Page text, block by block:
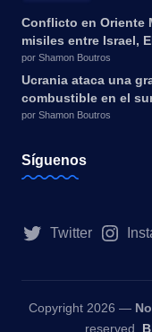
Conflicto en Oriente
misiles entre Israel,
por Shamon Boutros
Ucrania ataca una
combustible en el
por Shamon Boutros
Síguenos
Twitter
Copyright 2026 —
reserved.